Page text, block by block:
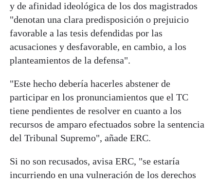
y de afinidad ideológica de los dos magistrados
"denotan una clara predisposición o prejuicio
favorable a las tesis defendidas por las
acusaciones y desfavorable, en cambio, a los
planteamientos de la defensa".
"Este hecho debería hacerles abstener de
participar en los pronunciamientos que el TC
tiene pendientes de resolver en cuanto a los
recursos de amparo efectuados sobre la sentencia
del Tribunal Supremo", añade ERC.
Si no son recusados, avisa ERC, "se estaría
incurriendo en una vulneración de los derechos